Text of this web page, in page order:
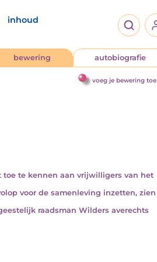
inhoud
bewering autobiografie
voeg je bewering toe
te kennen aan vrijwilligers van het
voor de samenleving inzetten, zien
raadsman Wilders averechts